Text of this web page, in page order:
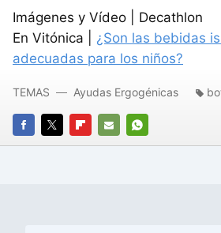
Imágenes y Vídeo | Decathlon
En Vitónica | ¿Son las bebidas
adecuadas para los niños?
FACEBOOK
TWITTERFLIPBOARD
E-
WHATSAPP
TEMAS Ayudas Ergogénicas